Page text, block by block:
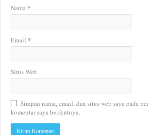
Nama *
Email *
Situs Web
Simpan nama, email, dan situs web saya pada
komentar saya berikutnya.